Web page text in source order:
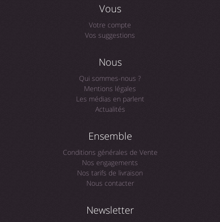
Vous
Votre compte
Vos suggestions
Nous
Qui sommes-nous ?
Mentions légales
Les médias en parlent
Actualités
Ensemble
Conditions générales de Vente
Nos engagements
Nos tarifs de livraison
Nous contacter
Newsletter